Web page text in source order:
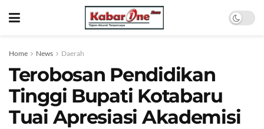
Home News Daerah
Terobosan Pendidikan
Tinggi Bupati Kotabaru
Tuai Apresiasi Akademisi